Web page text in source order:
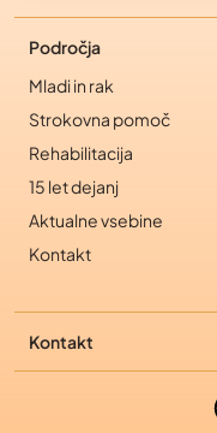
Področja
Mladi in rak
Strokovna pomoč
Rehabilitacija
15 let dejanj
Aktualne vsebine
Kontakt
Kontakt